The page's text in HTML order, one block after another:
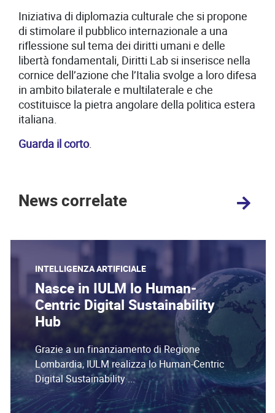
Iniziativa di diplomazia culturale che si propone
di stimolare il pubblico internazionale a una
riflessione sul tema dei diritti umani e delle
libertà fondamentali, Diritti Lab si inserisce nella
cornice dell’azione che l’Italia svolge a loro difesa
in ambito bilaterale e multilaterale e che
costituisce la pietra angolare della politica estera
italiana.
Guarda il corto.
News correlate
INTELLIGENZA ARTIFICIALE
Nasce in IULM lo Human-
Centric Digital Sustainability
Hub
Grazie a un finanziamento di Regione
Lombardia, IULM realizza lo Human-Centric
Digital Sustainability ...